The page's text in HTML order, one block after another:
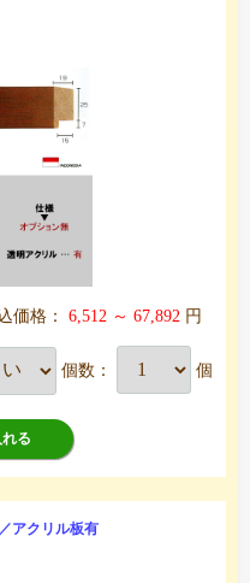
価格： 6,512 ～ 67,892 円
個数： 個
る
アクリル板有